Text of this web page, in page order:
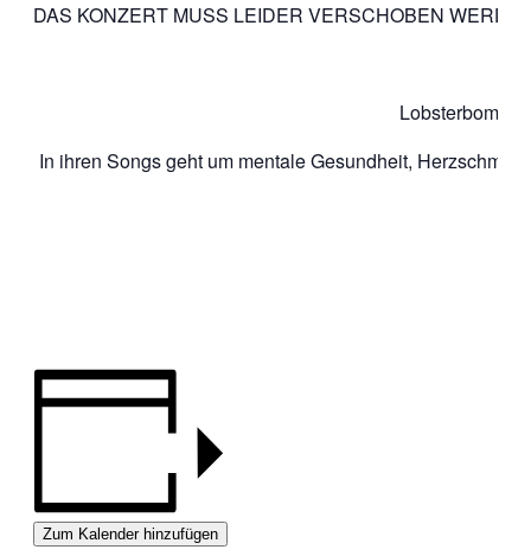
DAS KONZERT MUSS LEIDER VERSCHOBEN
Lobsterbomb
In ihren Songs geht um mentale Gesundheit,
Zum Kalender hinzufügen